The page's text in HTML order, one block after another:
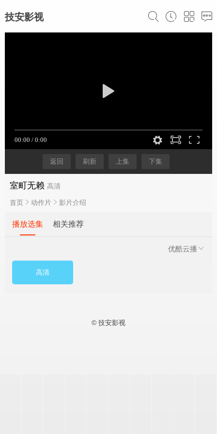
技安影视
返回 刷新 上集 下集
室町无赖 高清
首页 动作片 影片介绍
播放选集 相关推荐
优酷云播
高清
© 技安影视